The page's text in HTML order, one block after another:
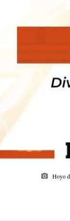
photo_camera Hoyo